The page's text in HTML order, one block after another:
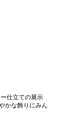
仕立ての展示
かな飾りにみん